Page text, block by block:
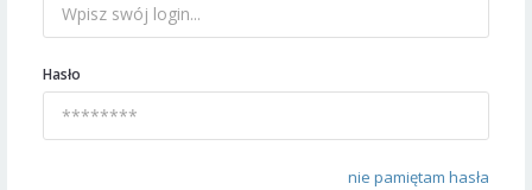
Hasło
nie pamiętam hasła